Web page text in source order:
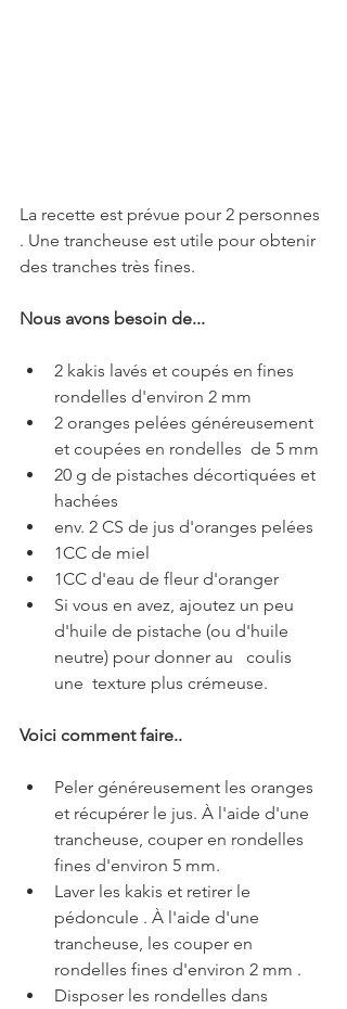
La recette est prévue pour 2 personnes
. Une trancheuse est utile pour obtenir
des tranches très fines.
Nous avons besoin de...
2 kakis lavés et coupés en fines
rondelles d'environ 2 mm
2 oranges pelées généreusement
et coupées en rondelles  de 5 mm
20 g de pistaches décortiquées et
hachées
env. 2 CS de jus d'oranges pelées
1CC de miel
1CC d'eau de fleur d'oranger
Si vous en avez, ajoutez un peu
d'huile de pistache (ou d'huile
neutre) pour donner au   coulis
une  texture plus crémeuse.
Voici comment faire..
Peler généreusement les oranges
et récupérer le jus. À l'aide d'une
trancheuse, couper en rondelles
fines d'environ 5 mm.
Laver les kakis et retirer le
pédoncule . À l'aide d'une
trancheuse, les couper en
rondelles fines d'environ 2 mm .
Disposer les rondelles dans